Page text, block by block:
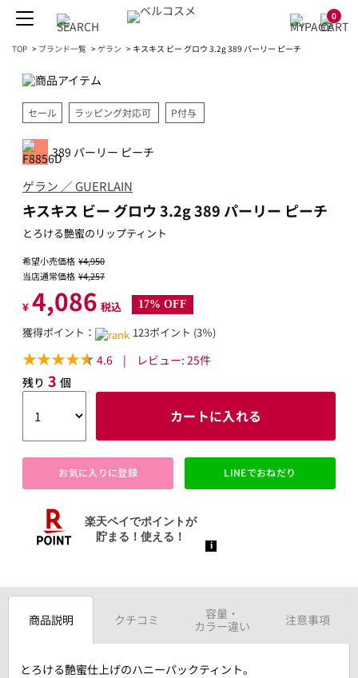
0
TOP > ブランド一覧 >ゲラン > キスキス ビー グロウ 3.2g 389 パーリー ピーチ
セール ラッピング対応可 P付与
389 パーリー ピーチ
ゲラン ／ GUERLAIN
キスキス ビー グロウ 3.2g 389 パーリー ピーチ
とろける艶蜜のリップティント
希望小売価格 ¥4,950
当店通常価格 ¥4,257
¥ 4,086 税込 17% OFF
獲得ポイント： 123ポイント (3％)
4.6 | レビュー: 25件
残り 3 個
カートに入れる
お気に入りに登録 LINEでおねだり
商品説明 クチコミ
容量・
カラー違い
注意事項
とろける艶蜜仕上げのハニーパックティント。